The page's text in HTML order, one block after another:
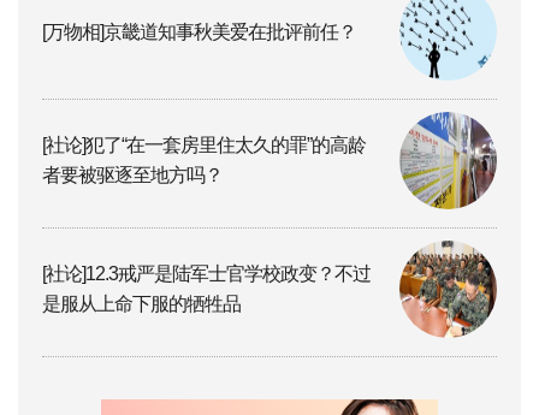
[万物相]京畿道知事秋美爱在批评前任？
[社论]犯了“在一套房里住太久的罪”的高龄
者要被驱逐至地方吗？
[社论]12.3戒严是陆军士官学校政变？不过
是服从上命下服的牺牲品